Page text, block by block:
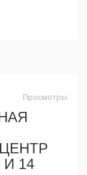
Просмотры:
14